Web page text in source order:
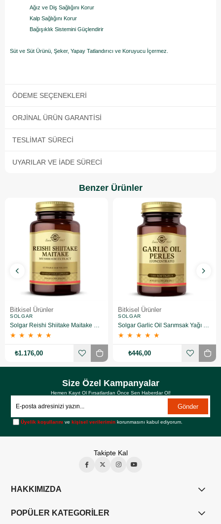
Ağız ve Diş Sağlığını Korur
Kalp Sağlığını Korur
Bağışıklık Sistemini Güçlendirir
Süt ve Süt Ürünü, Şeker, Yapay Tatlandırıcı ve Koruyucu İçermez.
ÖDEME SEÇENEKLERI
ORJINAL ÜRÜN GARANTISI
TESLIMAT SÜRECI
UYARILAR VE İADE SÜRECI
Benzer Ürünler
Bitkisel Ürünler
SOLGAR
Solgar Reishi Shiitake Maitake Mushroom Extract 50 Kapsül
★ ★ ★ ★ ★
₺1.176,00
Bitkisel Ürünler
SOLGAR
Solgar Garlic Oil Sarımsak Yağı 100 Kapsül
★ ★ ★ ★ ★
₺446,00
Size Özel Kampanyalar
Hemen Kayıt Ol Fırsatlardan Önce Sen Haberdar Ol!
Gönder
Üyelik koşullarını vekişisel verilerimin korunmasını kabul ediyorum.
Takipte Kal
HAKKIMIZDA
POPÜLER KATEGORİLER